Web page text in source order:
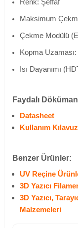
Renk: Şeffaf
Maksimum
Çekme Modülü
Kopma
Isı Dayanımı
Faydalı
Datasheet
Kullanım
Benzer Ürünler:
UV Reçine
3D Yazıcı
3D Yazıcı,
Malzemeleri